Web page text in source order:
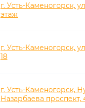
г. Усть-Каменогорск,
этаж
г. Усть-Каменогорск,
18
г. Усть-Каменогорск,
Назарбаева проспект,